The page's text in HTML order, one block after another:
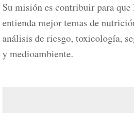
Su misión es contribuir para
entienda mejor temas de
análisis de riesgo, toxicología,
y medioambiente.